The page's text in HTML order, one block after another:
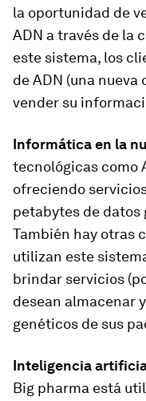
la oportunidad de
ADN a través de la
este sistema, los
de ADN (una
vender su
Informática en la
tecnológicas como
ofreciendo
petabytes de datos
También hay otras
utilizan este
brindar servicios
desean almacenar
genéticos de sus
Inteligencia
Big pharma está